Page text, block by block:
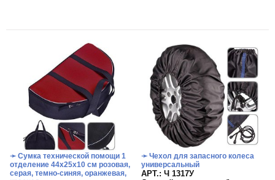
➛ Сумка технической помощи 1
отделение 44х25х10 см розовая,
серая, темно-синяя, оранжевая,
➛ Чехол для запасного колеса
универсальный
APT.: Ч 1317У